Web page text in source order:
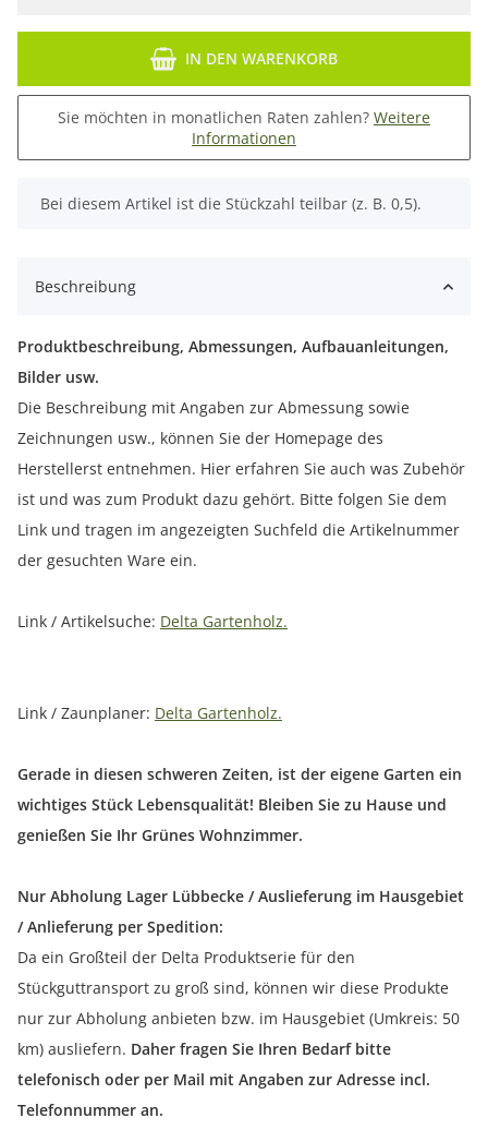
IN DEN WARENKORB
Sie möchten in monatlichen Raten zahlen? Weitere
Informationen
x
Bei diesem Artikel ist die Stückzahl teilbar (z. B. 0,5).
Beschreibung
Produktbeschreibung, Abmessungen, Aufbauanleitungen,
Bilder usw.
Die Beschreibung mit Angaben zur Abmessung sowie
Zeichnungen usw., können Sie der Homepage des
Herstellerst entnehmen. Hier erfahren Sie auch was Zubehör
ist und was zum Produkt dazu gehört. Bitte folgen Sie dem
Link und tragen im angezeigten Suchfeld die Artikelnummer
der gesuchten Ware ein.
Link / Artikelsuche: Delta Gartenholz.
Link / Zaunplaner: Delta Gartenholz.
Gerade in diesen schweren Zeiten, ist der eigene Garten ein
wichtiges Stück Lebensqualität! Bleiben Sie zu Hause und
genießen Sie Ihr Grünes Wohnzimmer.
Nur Abholung Lager Lübbecke / Auslieferung im Hausgebiet
/ Anlieferung per Spedition:
Da ein Großteil der Delta Produktserie für den
Stückguttransport zu groß sind, können wir diese Produkte
nur zur Abholung anbieten bzw. im Hausgebiet (Umkreis: 50
km) ausliefern. Daher fragen Sie Ihren Bedarf bitte
telefonisch oder per Mail mit Angaben zur Adresse incl.
Telefonnummer an.